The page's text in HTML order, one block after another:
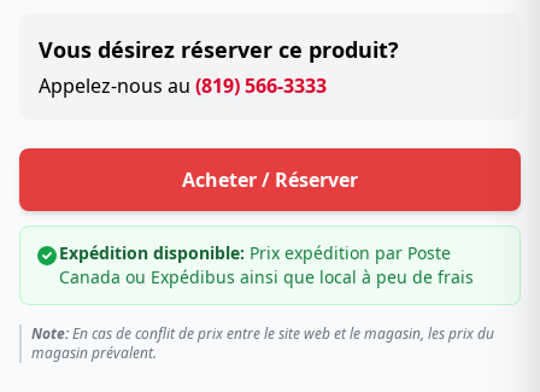
Vous désirez réserver ce produit?
Appelez-nous au (819) 566-3333
Acheter / Réserver
Expédition disponible: Prix expédition par Poste
Canada ou Expédibus ainsi que local à peu de frais
Note:En cas de conflit de prix entre le site web et le magasin, les prix du
magasin prévalent.